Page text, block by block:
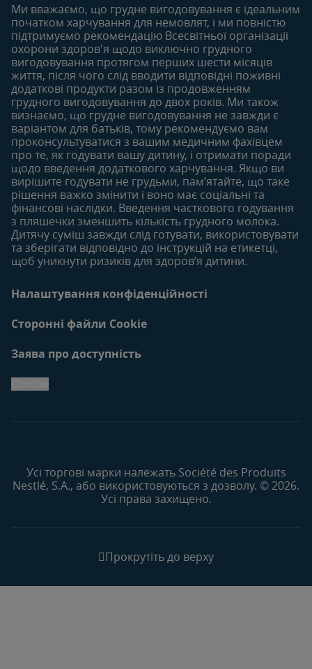
Придбати
Наші бренди
Безкоштовні тестування
6-12 місяців
Статті
Продукти
12-18 місяців
Статті
Продукти
18-24 місяців
Статті
Продукти
Ми вважаємо, що грудне вигодовування є ідеальним
початком харчування для немовлят, і ми повністю
підтримуємо рекомендацію Всесвітньої організації
охорони здоров'я щодо виключно грудного
вигодовування протягом перших шести місяців
життя, після чого слід вводити відповідні поживні
додаткові продукти разом із продовженням
грудного вигодовування до двох років. Ми також
визнаємо, що грудне вигодовування не завжди є
варіантом для батьків, тому рекомендуємо вам
проконсультуватися з вашим медичним фахівцем
про те, як годувати вашу дитину, і отримати поради
щодо введення додаткового харчування. Якщо ви
вирішите годувати не грудьми, пам’ятайте, що таке
рішення важко змінити і воно має соціальні та
фінансові наслідки. Введення часткового годування
з пляшечки зменшить кількість грудного молока.
Дитячу суміш завжди слід готувати, використовувати
та зберігати відповідно до інструкцій на етикетці,
щоб уникнути ризиків для здоров’я дитини.
Налаштування конфіденційності
Сторонні файли Cookie
Заява про доступність
Усі торгові марки належать Société des Produits
Nestlé, S.A., або використовуються з дозволу. © 2026.
Усі права захищено.
Прокрутіть до верху